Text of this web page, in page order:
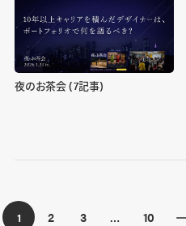
夜のお茶会 (7記事)
1 2 3 … 10